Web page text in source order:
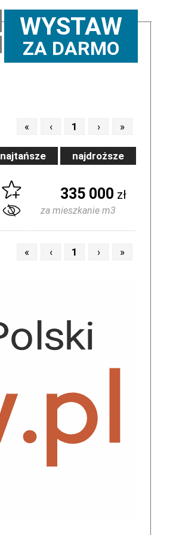
WYSTAW
ZA DARMO
« ‹ 1 › »
najtańsze najdroższe
335 000 zł
za mieszkanie m3
« ‹ 1 › »